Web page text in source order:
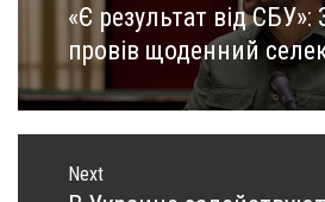
записям
Previous
post:
«Є результат від
провів щоденний
Next